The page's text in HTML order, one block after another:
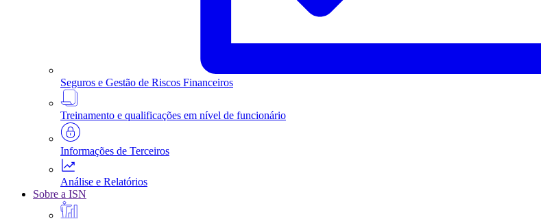
Seguros e Gestão de Riscos Financeiros
Treinamento e qualificações em nível de funcionário
Informações de Terceiros
Análise e Relatórios
Sobre a ISN